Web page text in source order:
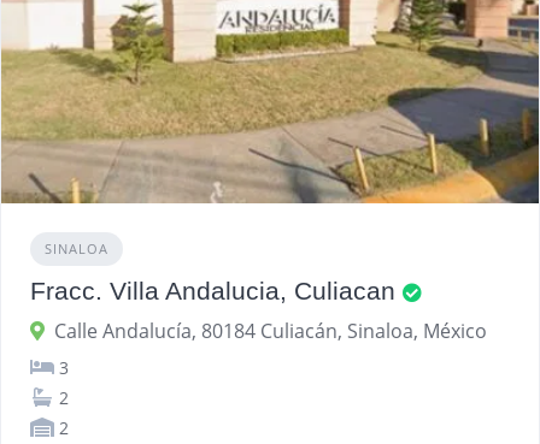
SINALOA
Fracc. Villa Andalucia, Culiacan
Calle Andalucía, 80184 Culiacán, Sinaloa, México
3
2
2